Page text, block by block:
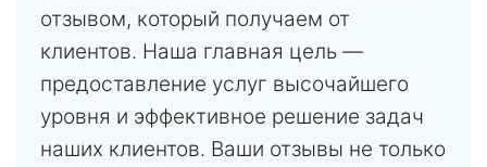
отзывом, который получаем от
клиентов. Наша главная цель —
предоставление услуг высочайшего
уровня и эффективное решение задач
наших клиентов. Ваши отзывы не только